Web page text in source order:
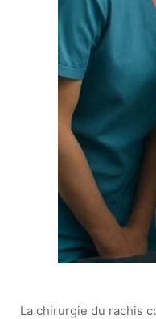
La chirurgie du rachis